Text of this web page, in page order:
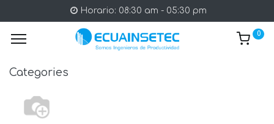
Horario: 08:30 am - 05:30 pm
0
Categories